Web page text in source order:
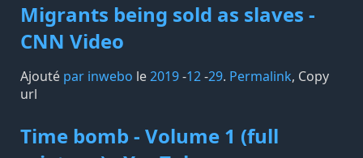
Migrants being sold as slaves -
CNN Video
Ajouté par inwebo le2019-12-29. Permalink, Copy
url
Time bomb - Volume 1 (full